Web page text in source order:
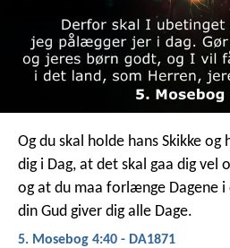
Og du skal holde hans Skikke og
dig i Dag, at det skal gaa dig vel
og at du maa forlænge Dagene i
din Gud giver dig alle Dage.
5. Mosebog 4:40 - DA1871